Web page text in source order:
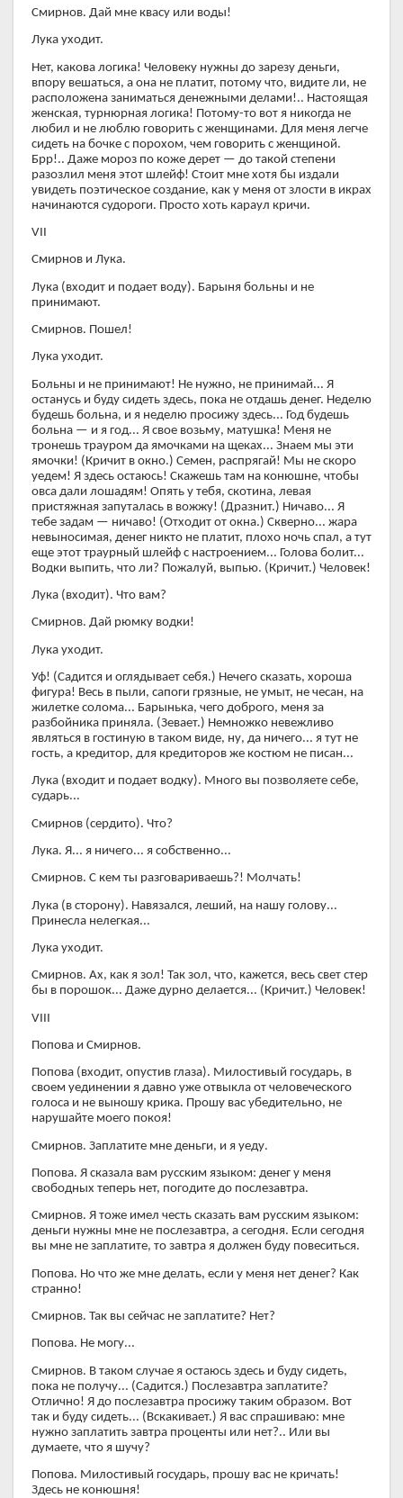
Смирнов. Дай мне квасу или воды!
Лука уходит.
Нет, какова логика! Человеку нужны до зарезу деньги,
впору вешаться, а она не платит, потому что, видите ли, не
расположена заниматься денежными делами!.. Настоящая
женская, турнюрная логика! Потому-то вот я никогда не
любил и не люблю говорить с женщинами. Для меня легче
сидеть на бочке с порохом, чем говорить с женщиной.
Брр!.. Даже мороз по коже дерет — до такой степени
разозлил меня этот шлейф! Стоит мне хотя бы издали
увидеть поэтическое создание, как у меня от злости в икрах
начинаются судороги. Просто хоть караул кричи.
VII
Смирнов и Лука.
Лука (входит и подает воду). Барыня больны и не
принимают.
Смирнов. Пошел!
Лука уходит.
Больны и не принимают! Не нужно, не принимай... Я
останусь и буду сидеть здесь, пока не отдашь денег. Неделю
будешь больна, и я неделю просижу здесь... Год будешь
больна — и я год... Я свое возьму, матушка! Меня не
тронешь трауром да ямочками на щеках... Знаем мы эти
ямочки! (Кричит в окно.) Семен, распрягай! Мы не скоро
уедем! Я здесь остаюсь! Скажешь там на конюшне, чтобы
овса дали лошадям! Опять у тебя, скотина, левая
пристяжная запуталась в вожжу! (Дразнит.) Ничаво... Я
тебе задам — ничаво! (Отходит от окна.) Скверно... жара
невыносимая, денег никто не платит, плохо ночь спал, а тут
еще этот траурный шлейф с настроением... Голова болит...
Водки выпить, что ли? Пожалуй, выпью. (Кричит.) Человек!
Лука (входит). Что вам?
Смирнов. Дай рюмку водки!
Лука уходит.
Уф! (Садится и оглядывает себя.) Нечего сказать, хороша
фигура! Весь в пыли, сапоги грязные, не умыт, не чесан, на
жилетке солома... Барынька, чего доброго, меня за
разбойника приняла. (Зевает.) Немножко невежливо
являться в гостиную в таком виде, ну, да ничего... я тут не
гость, а кредитор, для кредиторов же костюм не писан...
Лука (входит и подает водку). Много вы позволяете себе,
сударь...
Смирнов (сердито). Что?
Лука. Я... я ничего... я собственно...
Смирнов. С кем ты разговариваешь?! Молчать!
Лука (в сторону). Навязался, леший, на нашу голову...
Принесла нелегкая...
Лука уходит.
Смирнов. Ах, как я зол! Так зол, что, кажется, весь свет стер
бы в порошок... Даже дурно делается... (Кричит.) Человек!
VIII
Попова и Смирнов.
Попова (входит, опустив глаза). Милостивый государь, в
своем уединении я давно уже отвыкла от человеческого
голоса и не выношу крика. Прошу вас убедительно, не
нарушайте моего покоя!
Смирнов. Заплатите мне деньги, и я уеду.
Попова. Я сказала вам русским языком: денег у меня
свободных теперь нет, погодите до послезавтра.
Смирнов. Я тоже имел честь сказать вам русским языком:
деньги нужны мне не послезавтра, а сегодня. Если сегодня
вы мне не заплатите, то завтра я должен буду повеситься.
Попова. Но что же мне делать, если у меня нет денег? Как
странно!
Смирнов. Так вы сейчас не заплатите? Нет?
Попова. Не могу...
Смирнов. В таком случае я остаюсь здесь и буду сидеть,
пока не получу... (Садится.) Послезавтра заплатите?
Отлично! Я до послезавтра просижу таким образом. Вот
так и буду сидеть... (Вскакивает.) Я вас спрашиваю: мне
нужно заплатить завтра проценты или нет?.. Или вы
думаете, что я шучу?
Попова. Милостивый государь, прошу вас не кричать!
Здесь не конюшня!